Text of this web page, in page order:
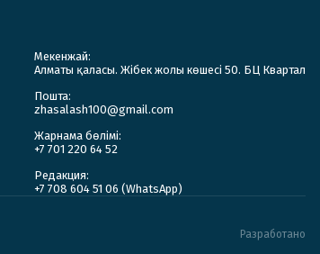
Мекенжай:
Алматы қаласы. Жібек жолы көшесі 50. БЦ Квартал
Пошта:
zhasalash100@gmail.com
Жарнама бөлімі:
+7 701 220 64 52
Редакция:
+7 708 604 51 06 (WhatsApp)
Разработано